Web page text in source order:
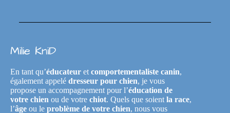
Milie KniD
En tant qu’éducateur et comportementaliste canin,
également appelé dresseur pour chien, je vous
propose un accompagnement pour l’éducation de
votre chien ou de votre chiot. Quels que soient la race,
l’âge ou le problème de votre chien, nous vous